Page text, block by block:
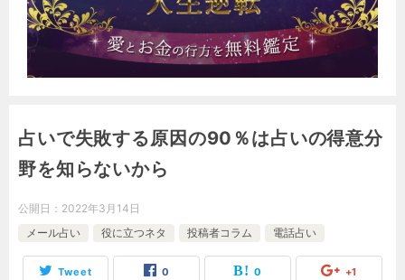
占いで失敗する原因の90％は占いの得意分
野を知らないから
公開日： 2022年3月14日
メール占い
役に立つネタ 投稿者コラム 電話占い
Tweet 0 0 +1